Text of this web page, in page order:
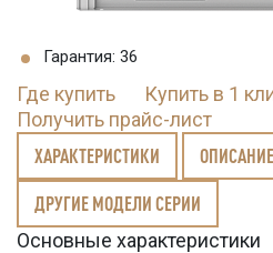
Гарантия: 36
Где купить
Купить в 1
Получить прайс-лист
ХАРАКТЕРИСТИКИ ОПИСАНИЕ
ДРУГИЕ МОДЕЛИ СЕРИИ
Основные характеристики